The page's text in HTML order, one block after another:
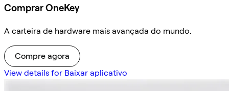
Comprar OneKey
A carteira de hardware mais avançada do mundo.
Compre agora
View details for Baixar aplicativo